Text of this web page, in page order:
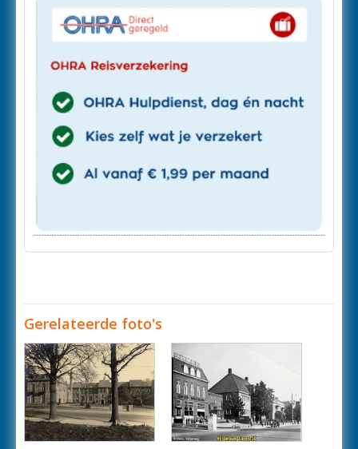
Gerelateerde foto's